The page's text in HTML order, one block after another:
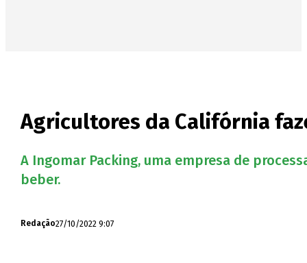
Agricultores da Califórnia
A Ingomar Packing, uma empresa de
beber.
Redação27/10/2022 9:07